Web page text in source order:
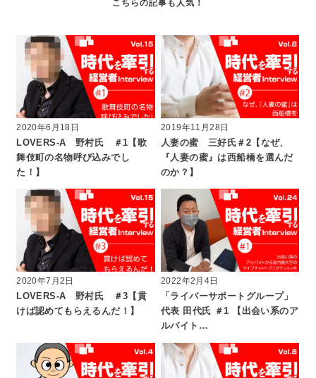
2020年6月18日
LOVERS-A 野村氏 ＃1【歌
舞伎町の名物呼び込みでし
た！】
2019年11月28日
人妻の蜜 三好氏＃2【なぜ、
『人妻の蜜』は西船橋を選んだ
のか？】
2020年7月2日
LOVERS-A 野村氏 ＃3【貫
けば認めてもらえるんだ！】
2022年2月4日
「ライバーサポートグループ」
代表 田代氏 ＃1 【出会い系のア
ルバイト…